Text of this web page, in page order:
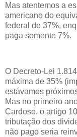
Mas atentemos a
americano do
federal de 37%,
paga somente 7%.
O Decreto-Lei
máxima de 35%
estávamos
Mas no primeiro
Cardoso, o artigo
tributação dos
não pago seria